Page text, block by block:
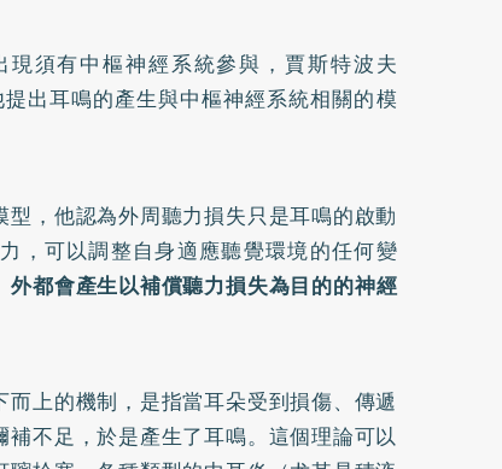
須有中樞神經系統參與，賈斯特波夫
出耳鳴的產生與中樞神經系統相關的模
，他認為外周聽力損失只是耳鳴的啟動
，可以調整自身適應聽覺環境的任何變
都會產生以補償聽力損失為目的的神經
上的機制，是指當耳朵受到損傷、傳遞
不足，於是產生了耳鳴。這個理論可以